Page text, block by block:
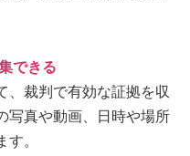
できる
、裁判で有効な証拠を収
写真や動画、日時や場所
。